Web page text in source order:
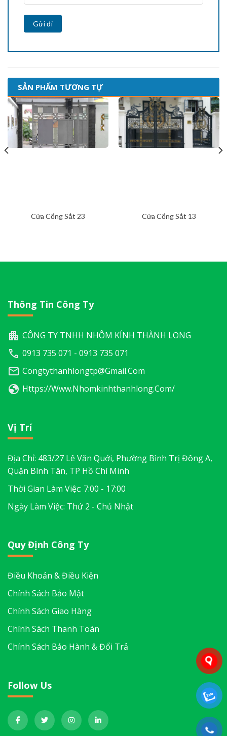
SẢN PHẨM TƯƠNG TỰ
Cửa Cổng Sắt 23 Cửa Cổng Sắt 13
Thông Tin Công Ty
CÔNG TY TNHH NHÔM KÍNH THÀNH LONG
0913 735 071 - 0913 735 071
Congtythanhlongtp@gmail.com
Https://www.nhomkinhthanhlong.com/
Vị Trí
Địa Chỉ: 483/27 Lê Văn Quới, Phường Bình Trị Đông A,
Quận Bình Tân, TP Hồ Chí Minh
Thời Gian Làm Việc: 7:00 - 17:00
Ngày Làm Việc: Thứ 2 - Chủ Nhật
Quy Định Công Ty
Điều Khoản & Điều Kiện
Chính Sách Bảo Mật
Chính Sách Giao Hàng
Chính Sách Thanh Toán
Chính Sách Bảo Hành & Đổi Trả
Follow Us